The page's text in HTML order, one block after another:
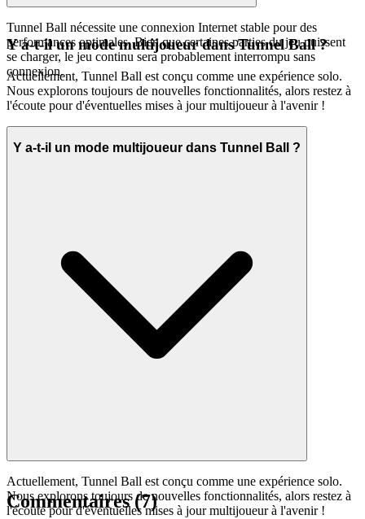
Tunnel Ball nécessite une connexion Internet stable pour des
performances optimales. Bien que certaines parties du jeu puissent
se charger, le jeu continu sera probablement interrompu sans
connexion.
Y a-t-il un mode multijoueur dans Tunnel Ball ?
Actuellement, Tunnel Ball est conçu comme une expérience solo.
Nous explorons toujours de nouvelles fonctionnalités, alors restez à
l'écoute pour d'éventuelles mises à jour multijoueur à l'avenir !
Y a-t-il un mode multijoueur dans Tunnel Ball ?
Actuellement, Tunnel Ball est conçu comme une expérience solo.
Nous explorons toujours de nouvelles fonctionnalités, alors restez à
l'écoute pour d'éventuelles mises à jour multijoueur à l'avenir !
Commentaires(7)